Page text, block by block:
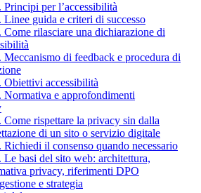
Principi per l’accessibilità
Linee guida e criteri di successo
Come rilasciare una dichiarazione di
Meccanismo di feedback e procedura di
Obiettivi accessibilità
Normativa e approfondimenti
Come rispettare la privacy sin dalla
di un sito o servizio digitale
Richiedi il consenso quando necessario
Le basi del sito web: architettura,
privacy, riferimenti DPO
e strategia